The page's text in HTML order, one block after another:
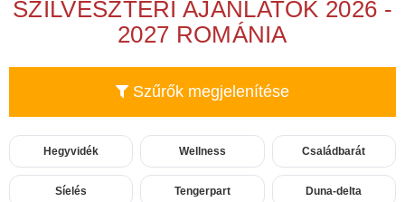
SZILVESZTERI AJÁNLATOK 2026 -
2027 ROMÁNIA
Szűrők megjelenítése
Hegyvidék Wellness Családbarát
Síelés Tengerpart Duna-delta